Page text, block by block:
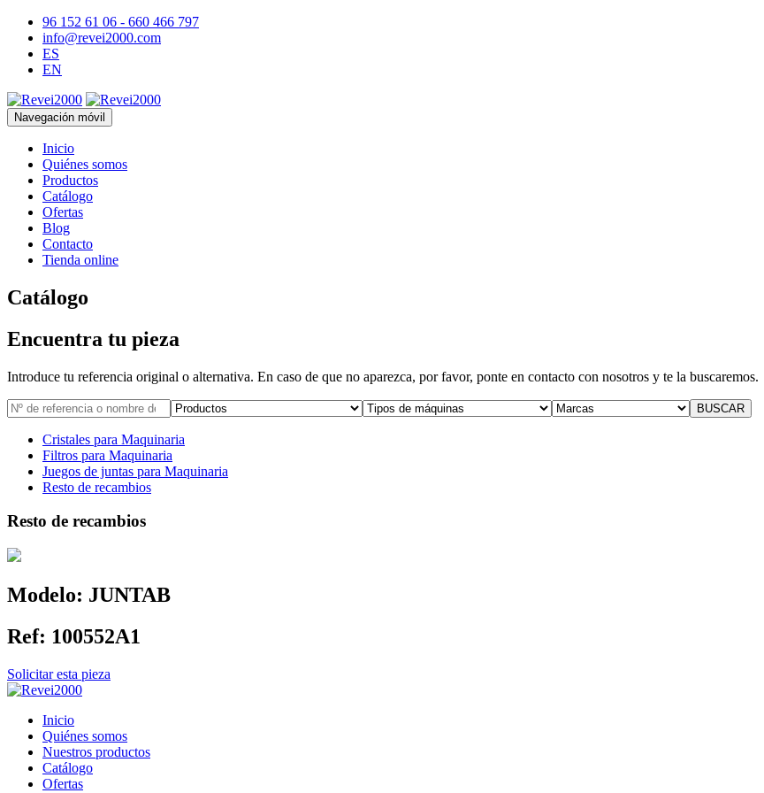
96 152 61 06 - 660 466 797
info@revei2000.com
ES
EN
Navegación móvil
Inicio
Quiénes somos
Productos
Catálogo
Ofertas
Blog
Contacto
Tienda online
Catálogo
Encuentra tu pieza
Introduce tu referencia original o alternativa. En caso de que no aparezca, por favor, ponte en contacto con nosotros y te la buscaremos.
Cristales para Maquinaria
Filtros para Maquinaria
Juegos de juntas para Maquinaria
Resto de recambios
Resto de recambios
Modelo: JUNTAB
Ref: 100552A1
Solicitar esta pieza
Inicio
Quiénes somos
Nuestros productos
Catálogo
Ofertas